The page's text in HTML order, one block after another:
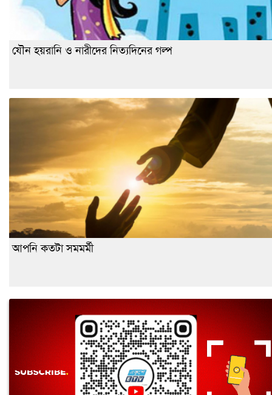
যৌন হয়রানি ও নারীদের নিত্যদিনের গল্প
আপনি কতটা সমমর্মী